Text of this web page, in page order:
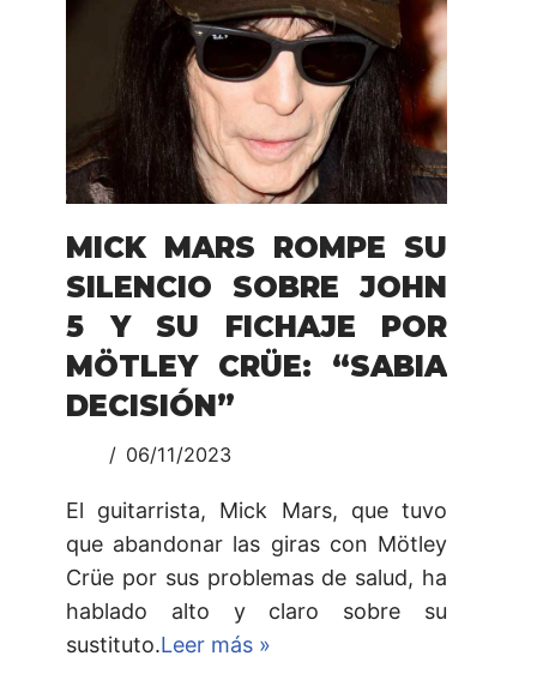
MICK MARS ROMPE SU
SILENCIO SOBRE JOHN
5 Y SU FICHAJE POR
MÖTLEY CRÜE: “SABIA
DECISIÓN”
06/11/2023
El guitarrista, Mick Mars, que tuvo
que abandonar las giras con Mötley
Crüe por sus problemas de salud, ha
hablado alto y claro sobre su
sustituto.Leer más »